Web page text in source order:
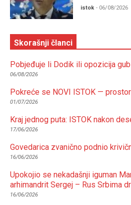
istok - 06/08/2026
Skorašnji članci
Pobjeđuje li Dodik ili opozicija
06/08/2026
Pokreće se NOVI ISTOK —
01/07/2026
Kraj jednog puta: ISTOK nakon
17/06/2026
Govedarica zvanično podnio
16/06/2026
Upokojio se nekadašnji iguman
arhimandrit Sergej – Rus Srbima
16/06/2026